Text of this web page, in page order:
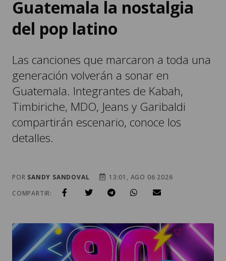
Guatemala la nostalgia
del pop latino
Las canciones que marcaron a toda una
generación volverán a sonar en
Guatemala. Integrantes de Kabah,
Timbiriche, MDO, Jeans y Garibaldi
compartirán escenario, conoce los
detalles.
POR SANDY SANDOVAL
13:01, AGO 06 2026
COMPARTIR: